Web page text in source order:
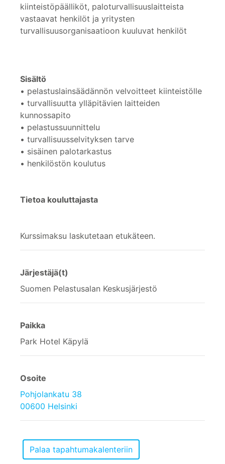
kiinteistöpäälliköt, paloturvallisuuslaitteista
vastaavat henkilöt ja yritysten
turvallisuusorganisaatioon kuuluvat henkilöt
Sisältö
• pelastuslainsäädännön velvoitteet kiinteistölle
• turvallisuutta ylläpitävien laitteiden
kunnossapito
• pelastussuunnittelu
• turvallisuusselvityksen tarve
• sisäinen palotarkastus
• henkilöstön koulutus
Tietoa kouluttajasta
Kurssimaksu laskutetaan etukäteen.
Järjestäjä(t)
Suomen Pelastusalan Keskusjärjestö
Paikka
Park Hotel Käpylä
Osoite
Pohjolankatu 38
00600 Helsinki